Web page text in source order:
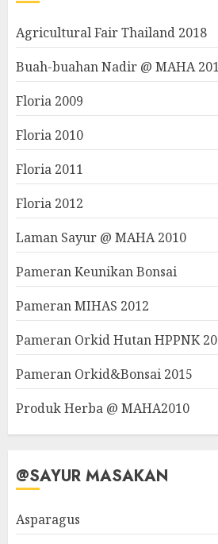
Agricultural Fair Thailand 2018
Buah-buahan Nadir @ MAHA
Floria 2009
Floria 2010
Floria 2011
Floria 2012
Laman Sayur @ MAHA 2010
Pameran Keunikan Bonsai
Pameran MIHAS 2012
Pameran Orkid Hutan HPPNK
Pameran Orkid&Bonsai 2015
Produk Herba @ MAHA2010
@SAYUR MASAKAN
Asparagus